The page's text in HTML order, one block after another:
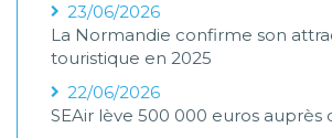
23/06/2026
La Normandie confirme son
touristique en 2025
22/06/2026
SEAir lève 500 000 euros auprès